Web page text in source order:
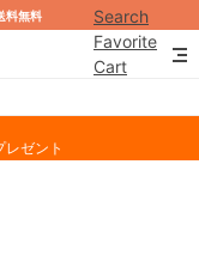
料無料
Search
Favorite
Cart
ゼント